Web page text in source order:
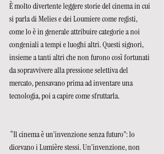
È molto divertente leggere storie del cinema in cui
si parla di Melies e dei Loumiere come registi,
come lo è in generale attribuire categorie a noi
congeniali a tempi e luoghi altri. Questi signori,
insieme a tanti altri che non furono così fortunati
da sopravvivere alla pressione selettiva del
mercato, pensavano prima ad inventare una
tecnologia, poi a capire come sfruttarla.
“Il cinema è un’invenzione senza futuro”: lo
dicevano i Lumière stessi. Un’invenzione, non